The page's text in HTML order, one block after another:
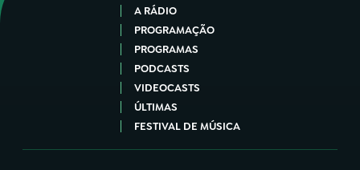
A RÁDIO
PROGRAMAÇÃO
PROGRAMAS
PODCASTS
VIDEOCASTS
ÚLTIMAS
FESTIVAL DE MÚSICA